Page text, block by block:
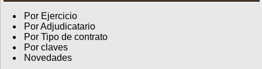
Por Ejercicio
Por Adjudicatario
Por Tipo de contrato
Por claves
Novedades